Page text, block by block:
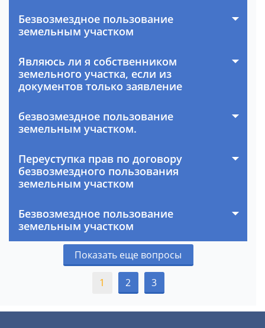
Безвозмездное пользование
земельным участком
Являюсь ли я собственником
земельного участка, если из
документов только заявление
безвозмездное пользование
земельным участком.
Переуступка прав по договору
безвозмездного пользования
земельным участком
Безвозмездное пользование
земельным участком
Показать еще вопросы
1 2 3